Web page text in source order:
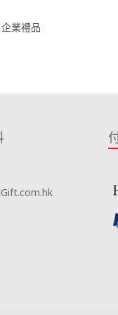
企業禮品